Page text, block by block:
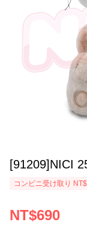
[91209]NICI
コンビニ受け取り
NT$690